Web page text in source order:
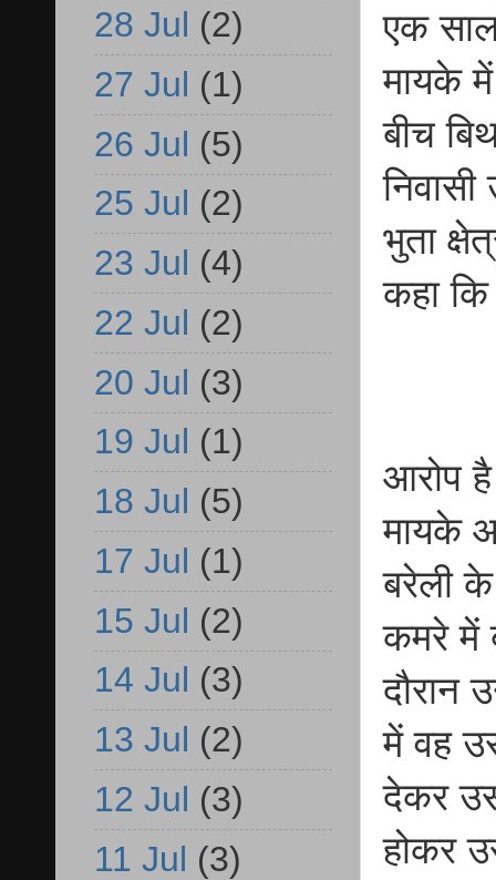
एक साल
मायके में
बीच
भुता
कहा
आरोप
मायके
बरेली
कमरे में
दौरान
में वह
देकर
होकर
28 Jul (2)
27 Jul (1)
26 Jul (5)
25 Jul (2)
23 Jul (4)
22 Jul (2)
20 Jul (3)
19 Jul (1)
18 Jul (5)
17 Jul (1)
15 Jul (2)
14 Jul (3)
13 Jul (2)
12 Jul (3)
11 Jul (3)